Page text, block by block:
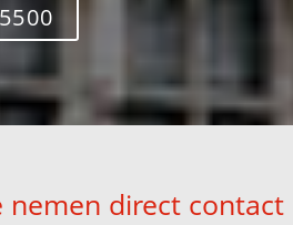
nemen direct